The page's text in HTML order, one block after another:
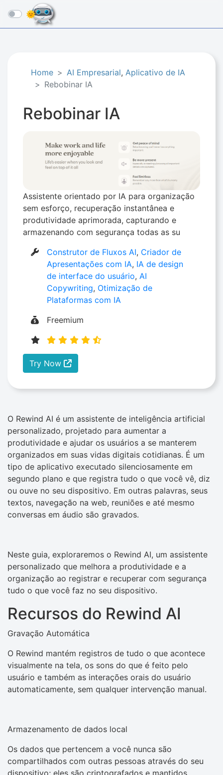
☰
Home AI Empresarial, Aplicativo de IA
Rebobinar IA
Rebobinar IA
Assistente orientado por IA para organização
sem esforço, recuperação instantânea e
produtividade aprimorada, capturando e
armazenando com segurança todas as su
Construtor de Fluxos AI, Criador de
Apresentações com IA, IA de design
de interface do usuário,AI
Copywriting, Otimização de
Plataformas com IA
Freemium
Try Now
O Rewind AI é um assistente de inteligência artificial
personalizado, projetado para aumentar a
produtividade e ajudar os usuários a se manterem
organizados em suas vidas digitais cotidianas. É um
tipo de aplicativo executado silenciosamente em
segundo plano e que registra tudo o que você vê, diz
ou ouve no seu dispositivo. Em outras palavras, seus
textos, navegação na web, reuniões e até mesmo
conversas em áudio são gravados.
Neste guia, exploraremos o Rewind AI, um assistente
personalizado que melhora a produtividade e a
organização ao registrar e recuperar com segurança
tudo o que você faz no seu dispositivo.
Recursos do Rewind AI
Gravação Automática
O Rewind mantém registros de tudo o que acontece
visualmente na tela, os sons do que é feito pelo
usuário e também as interações orais do usuário
automaticamente, sem qualquer intervenção manual.
Armazenamento de dados local
Os dados que pertencem a você nunca são
compartilhados com outras pessoas através do seu